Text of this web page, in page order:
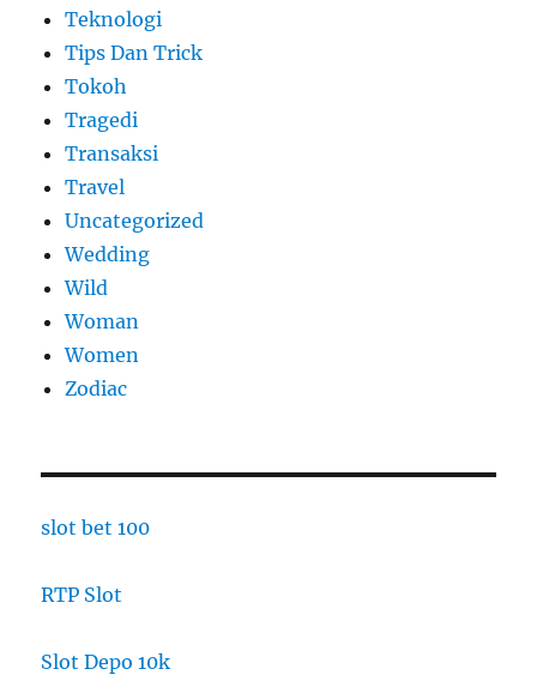
Teknologi
Tips Dan Trick
Tokoh
Tragedi
Transaksi
Travel
Uncategorized
Wedding
Wild
Woman
Women
Zodiac
slot bet 100
RTP Slot
Slot Depo 10k